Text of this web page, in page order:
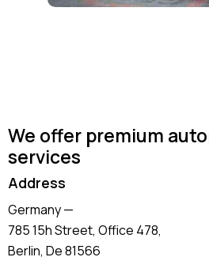
We offer premium
services
Address
Germany —
785 15h Street, Office 478,
Berlin, De 81566